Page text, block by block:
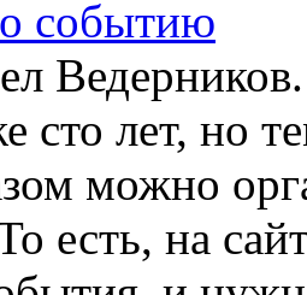
событию
сто лет, но
можно
есть, на